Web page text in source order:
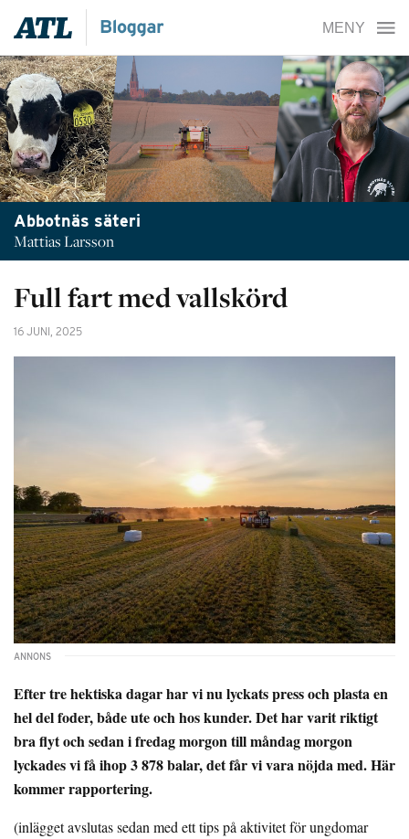
Abbotnäs säteri
Mattias Larsson
Full fart med vallskörd
16 JUNI, 2025
Efter tre hektiska dagar har vi nu lyckats press och plasta en
hel del foder, både ute och hos kunder. Det har varit riktigt
bra flyt och sedan i fredag morgon till måndag morgon
lyckades vi få ihop 3 878 balar, det får vi vara nöjda med. Här
kommer rapportering.
(inlägget avslutas sedan med ett tips på aktivitet för ungdomar